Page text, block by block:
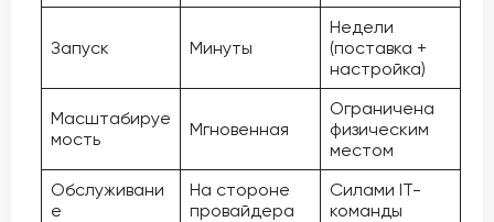
Запуск Минуты
Недели
(поставка +
настройка)
Масштабируе
мость
Мгновенная
Ограничена
физическим
местом
Обслуживани
е
На стороне
провайдера
Силами IT-
команды